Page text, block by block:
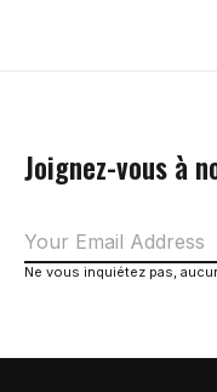
Joignez-vous à
Ne vous inquiétez pas,